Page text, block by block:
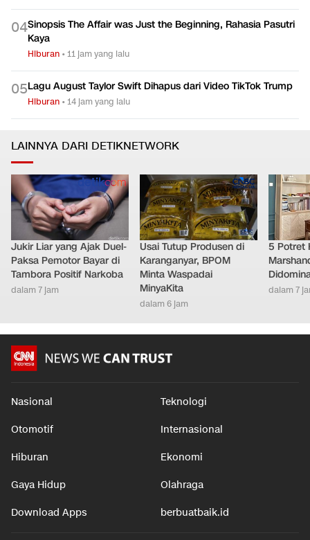
04Sinopsis The Affair was Just the Beginning, Rahasia Pasutri
Kaya
Hiburan •11 jam yang lalu
05Lagu August Taylor Swift Dihapus dari Video TikTok Trump
Hiburan •14 jam yang lalu
LAINNYA DARI DETIKNETWORK
Jukir Liar yang Ajak Duel-
Paksa Pemotor Bayar di
Tambora Positif Narkoba
dalam 7 jam
Usai Tutup Produsen di
Karanganyar, BPOM
Minta Waspadai
MinyaKita
dalam 6 jam
5 Potret
dalam 7
Nasional Teknologi
Otomotif Internasional
Hiburan Ekonomi
Gaya Hidup Olahraga
Download Apps berbuatbaik.id